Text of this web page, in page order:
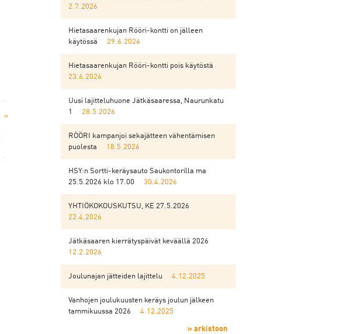
»
2.7.2026
Hietasaarenkujan Rööri-kontti on jälleen
käytössä
29.6.2026
Hietasaarenkujan Rööri-kontti pois käytöstä
23.6.2026
Uusi lajitteluhuone Jätkäsaaressa, Naurunkatu
1
28.5.2026
RÖÖRI kampanjoi sekajätteen vähentämisen
puolesta
18.5.2026
HSY:n Sortti-keräysauto Saukontorilla ma
25.5.2026 klo 17.00
30.4.2026
YHTIÖKOKOUSKUTSU, KE 27.5.2026
22.4.2026
Jätkäsaaren kierrätyspäivät keväällä 2026
12.2.2026
Joulunajan jätteiden lajittelu 4.12.2025
Vanhojen joulukuusten keräys joulun jälkeen
tammikuussa 2026
4.12.2025
» arkistoon